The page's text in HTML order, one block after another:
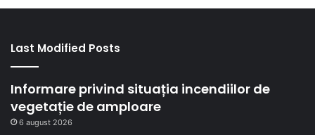
Last Modified Posts
Informare privind situația incendiilor de
vegetație de amploare
6 august 2026